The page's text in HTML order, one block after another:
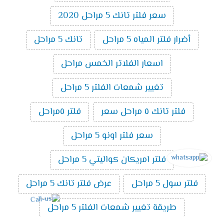
سعر فلتر تانك 5 مراحل 2020
أضرار فلتر المياه 5 مراحل
تانك 5 مراحل
اسعار الفلاتر الخمس مراحل
تغيير شمعات الفلتر 5 مراحل
فلتر تانك ٥ مراحل سعر
فلتر ٥مراحل
سعر فلتر اونو 5 مراحل
فلتر امريكان كواليتي 5 مراحل
فلتر سول 5 مراحل
عرض فلتر تانك 5 مراحل
طريقة تغيير شمعات الفلتر 5 مراحل